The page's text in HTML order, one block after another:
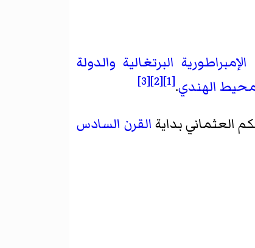
الإمبراطورية البرتغالية والدولة
الهندي.
[1]
[2]
[3]
العثماني بداية القرن السادس